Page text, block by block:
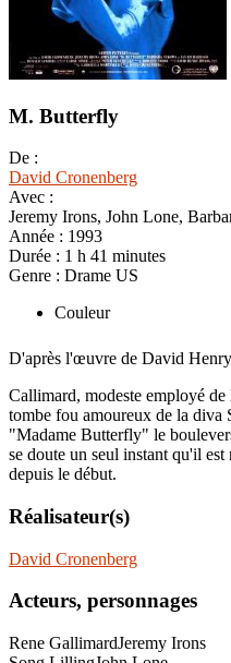
M. Butterfly
De :
David Cronenberg
Avec :
Jeremy Irons, John Lone,
Année : 1993
Durée : 1 h 41 minutes
Genre : Drame US
Couleur
D'après l'œuvre de David
Callimard, modeste employé de
tombe fou amoureux de la
"Madame Butterfly" le
se doute un seul instant qu'il
depuis le début.
Réalisateur(s)
David Cronenberg
Acteurs, personnages
Rene GallimardJeremy Irons